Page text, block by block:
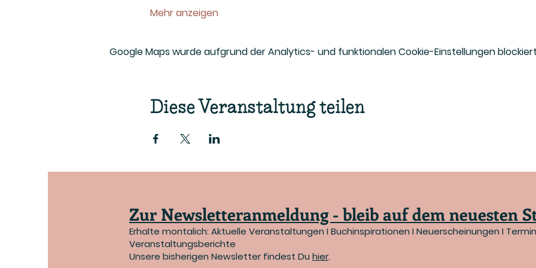
Mehr anzeigen
Google Maps wurde aufgrund der Analytics- und funktionalen Cookie-Einstellungen
Diese Veranstaltung teilen
Zur Newsletteranmeldung - bleib auf dem neuesten
Erhalte montalich: Aktuelle Veranstaltungen I Buchinspirationen I Neuerscheinungen I
Veranstaltungsberichte
Unsere bisherigen Newsletter findest Du hier.